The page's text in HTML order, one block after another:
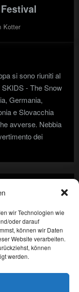
wir Technologien wie
oder darauf
können wir Daten
Website verarbeiten.
können
werden.
Kotter
si sono riuniti al
- The Snow
Germania,
e Slovacchia
avverse. Nebbia
dei